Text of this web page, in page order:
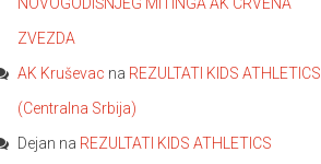
NOVOGODIŠNJEG MITINGA AK CRVENA
ZVEZDA
AK Kruševac na REZULTATI KIDS ATHLETICS
(Centralna Srbija)
Dejan na REZULTATI KIDS ATHLETICS